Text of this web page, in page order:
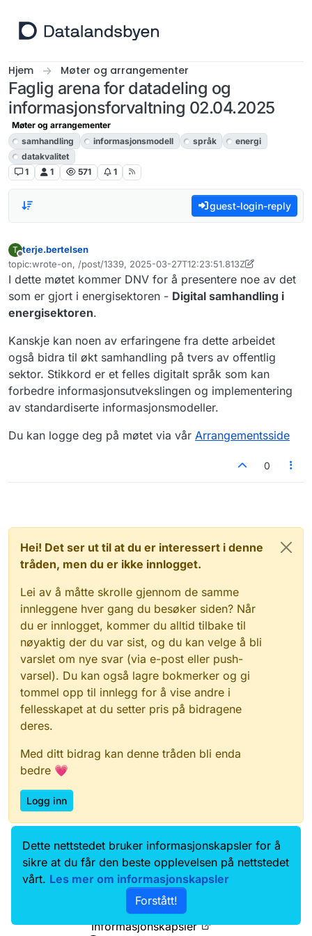
Hjem Møter og arrangementer
Faglig arena for datadeling og
informasjonsforvaltning 02.04.2025
Møter og arrangementer
samhandling
informasjonsmodell språk
energi
datakvalitet
1
1 571 1
guest-login-reply
T
Frakoblet
terje.bertelsen
topic:wrote-on, /post/1339, 2025-03-27T12:23:51.813Z
Sist endret av terje.bertelsen
I dette møtet kommer DNV for å presentere noe av det
som er gjort i energisektoren - Digital samhandling i
energisektoren.
Kanskje kan noen av erfaringene fra dette arbeidet
også bidra til økt samhandling på tvers av offentlig
sektor. Stikkord er et felles digitalt språk som kan
forbedre informasjonsutvekslingen og implementering
av standardiserte informasjonsmodeller.
Du kan logge deg på møtet via vår Arrangementsside
0
Hei! Det ser ut til at du er interessert i denne
tråden, men du er ikke innlogget.
Lei av å måtte skrolle gjennom de samme
innleggene hver gang du besøker siden? Når
du er innlogget, kommer du alltid tilbake til
nøyaktig der du var sist, og du kan velge å bli
varslet om nye svar (via e-post eller push-
varsel). Du kan også lagre bokmerker og gi
tommel opp til innlegg for å vise andre i
fellesskapet at du setter pris på bidragene
deres.
Med ditt bidrag kan denne tråden bli enda
bedre 💗
Logg inn
Data.norge.no
Kontakt oss
Samtykke og brukervilkår
Tilgjengelighetserklæring
Personvernerklæring
Informasjonskapsler
Dette nettstedet bruker informasjonskapsler for å
sikre at du får den beste opplevelsen på nettstedet
vårt. Les mer om informasjonskapsler
Forstått!